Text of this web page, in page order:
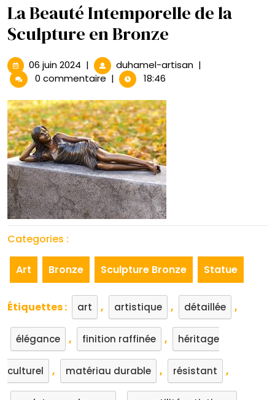
La Beauté Intemporelle de la
Sculpture en Bronze
06 juin 2024 06
juin
| duhamel-artisanLa|
0 commentaire | 18:46
Categories :
Art Bronze Sculpture Bronze Statue
Étiquettes : art , artistique , détaillée ,
élégance , finition raffinée , héritage
culturel , matériau durable , résistant ,